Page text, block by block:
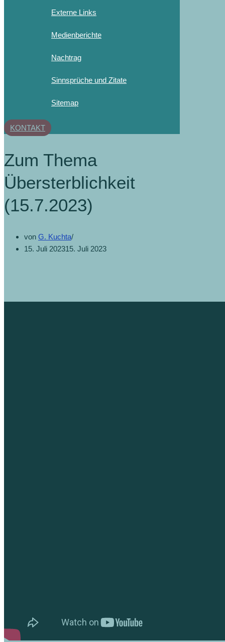
Externe Links
Medienberichte
Nachtrag
Sinnsprüche und Zitate
Sitemap
KONTAKT
Zum Thema
Übersterblichkeit
(15.7.2023)
von G. Kuchta
15. Juli 202315. Juli 2023